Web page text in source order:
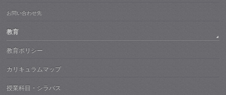
お問い合わせ先
教育
教育ポリシー
カリキュラムマップ
授業科目・シラバス